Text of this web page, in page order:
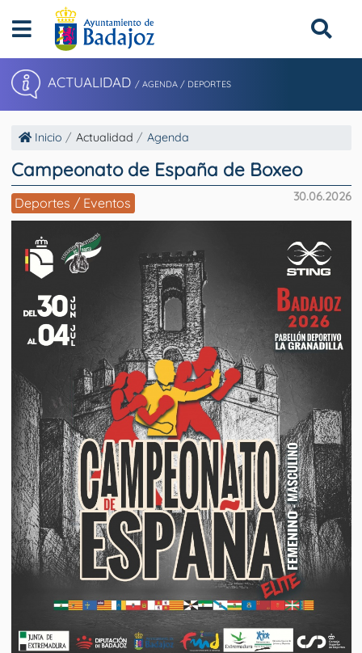
ACTUALIDAD / AGENDA / DEPORTES
Inicio Actualidad Agenda
Campeonato de España de Boxeo
30.06.2026
Deportes / Eventos